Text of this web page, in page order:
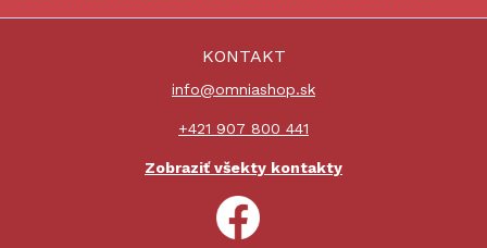
KONTAKT
info@omniashop.sk
+421 907 800 441
Zobraziť všekty kontakty